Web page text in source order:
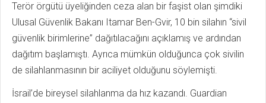
Terör örgütü üyeliğinden ceza alan bir faşist olan şimdiki
Ulusal Güvenlik Bakanı Itamar Ben-Gvir, 10 bin silahın “sivil
güvenlik birimlerine” dağıtılacağını açıklamış ve ardından
dağıtım başlamıştı. Ayrıca mümkün olduğunca çok sivilin
de silahlanmasının bir aciliyet olduğunu söylemişti.
İsrail’de bireysel silahlanma da hız kazandı. Guardian